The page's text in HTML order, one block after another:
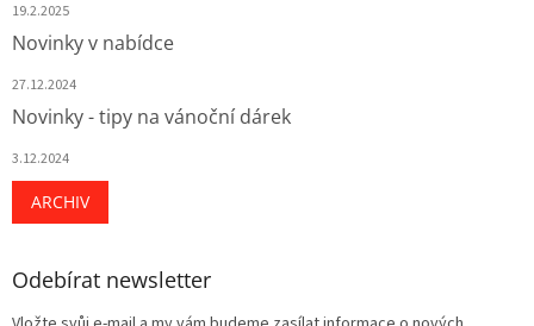
19.2.2025
Novinky v nabídce
27.12.2024
Novinky - tipy na vánoční dárek
3.12.2024
ARCHIV
Odebírat newsletter